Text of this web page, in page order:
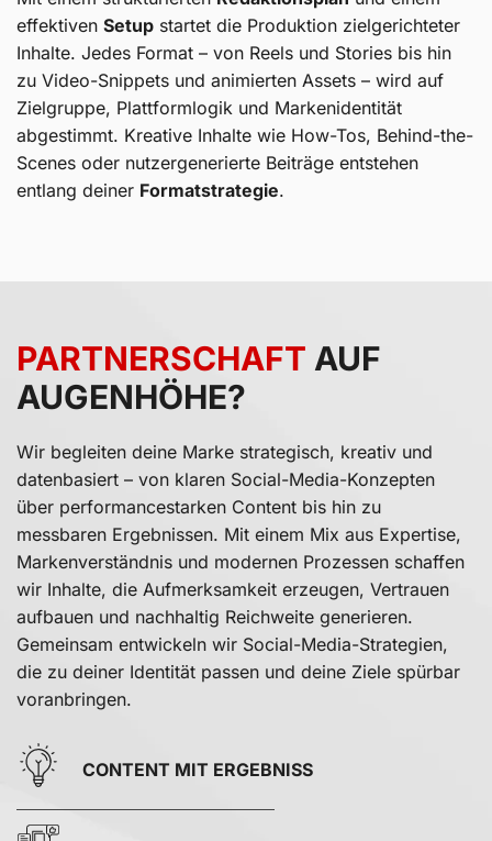
SEHR GUT
DEIN OUTCOME
Mit einem strukturiertenRedaktionsplanund einem
effektivenSetupstartet die Produktion zielgerichteter
Inhalte. Jedes Format – von Reels und Stories bis hin
zu Video-Snippets und animierten Assets – wird auf
PARTNERSCHAFTAUF
AUGENHÖHE?
Wir begleiten deine Marke strategisch, kreativ und
datenbasiert – von klaren Social-Media-Konzepten
über performancestarken Content bis hin zu
messbaren Ergebnissen. Mit einem Mix aus Expertise,
Markenverständnis und modernen Prozessen schaffen
wir Inhalte, die Aufmerksamkeit erzeugen, Vertrauen
Gemeinsam entwickeln wir Social-Media-Strategien,
die zu deiner Identität passen und deine Ziele spürbar
voranbringen.